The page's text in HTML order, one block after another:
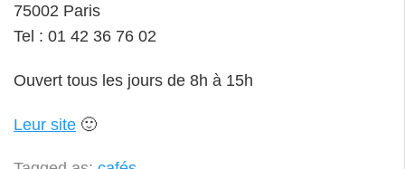
75002 Paris
Tel : 01 42 36 76 02
Ouvert tous les jours de 8h à 15h
Leur site 🙂